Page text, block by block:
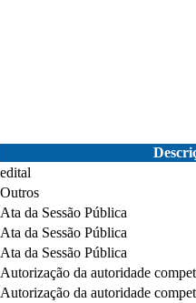
edital
Outros
Ata da Sessão Pública
Ata da Sessão Pública
Ata da Sessão Pública
Autorização da autoridade
Autorização da autoridade